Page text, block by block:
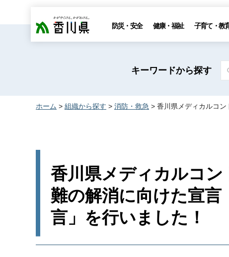
香川県 防災・安全 健康・福祉 子育て・教
キーワードから探す
ホーム > 組織から探す > 消防・救急 > 香川県メディカルコン
香川県メディカルコ
難の解消に向けた宣
言」を行いました！